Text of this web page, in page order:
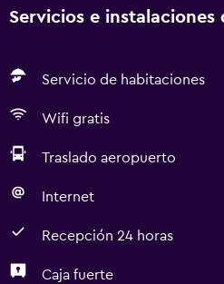
Servicios e instalaciones
Servicio de habitaciones
Wifi gratis
Traslado aeropuerto
Internet
Recepción 24 horas
Caja fuerte